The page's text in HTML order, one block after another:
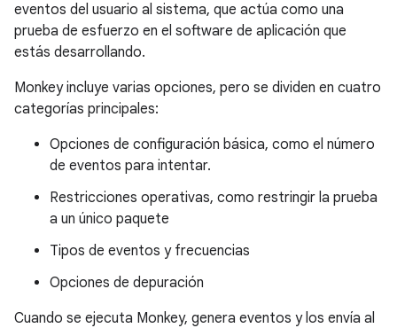
eventos del usuario al sistema, que actúa como una
prueba de esfuerzo en el software de aplicación que
estás desarrollando.
Monkey incluye varias opciones, pero se dividen en cuatro
categorías principales:
Opciones de configuración básica, como el número
de eventos para intentar.
Restricciones operativas, como restringir la prueba
a un único paquete
Tipos de eventos y frecuencias
Opciones de depuración
Cuando se ejecuta Monkey, genera eventos y los envía al